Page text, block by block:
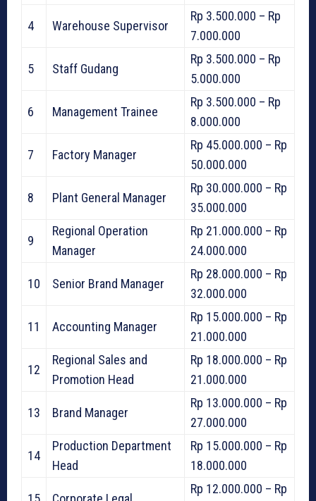
4 Warehouse Supervisor
Rp 3.500.000 – Rp
7.000.000
5 Staff Gudang
Rp 3.500.000 – Rp
5.000.000
6 Management Trainee
Rp 3.500.000 – Rp
8.000.000
7 Factory Manager
Rp 45.000.000 – Rp
50.000.000
8 Plant General Manager
Rp 30.000.000 – Rp
35.000.000
9
Regional Operation
Manager
Rp 21.000.000 – Rp
24.000.000
10 Senior Brand Manager
Rp 28.000.000 – Rp
32.000.000
11 Accounting Manager
Rp 15.000.000 – Rp
21.000.000
12
Regional Sales and
Promotion Head
Rp 18.000.000 – Rp
21.000.000
13 Brand Manager
Rp 13.000.000 – Rp
27.000.000
14
Production Department
Head
Rp 15.000.000 – Rp
18.000.000
Rp 12.000.000 – Rp